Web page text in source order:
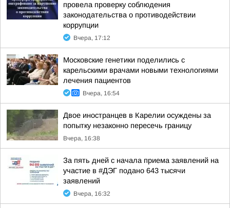
провела проверку соблюдения
законодательства о противодействии
коррупции
Вчера, 17:12
Московские генетики поделились с
карельскими врачами новыми технологиями
лечения пациентов
Вчера, 16:54
Двое иностранцев в Карелии осуждены за
попытку незаконно пересечь границу
Вчера, 16:38
За пять дней с начала приема заявлений на
участие в #ДЭГ подано 643 тысячи
заявлений
Вчера, 16:32